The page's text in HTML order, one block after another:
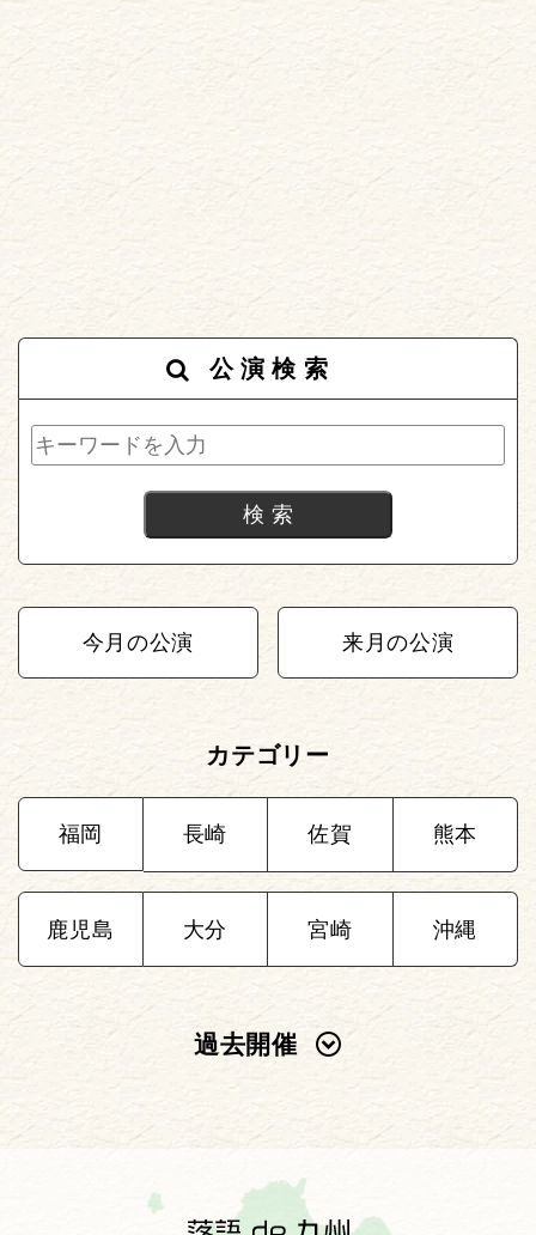
公演検索
今月の公演 来月の公演
カテゴリー
福岡 長崎 佐賀 熊本
鹿児島 大分 宮崎 沖縄
過去開催
2025年 2024年
2022年